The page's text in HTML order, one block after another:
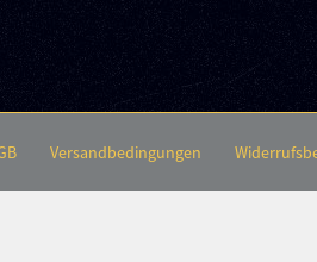
Versandbedingungen